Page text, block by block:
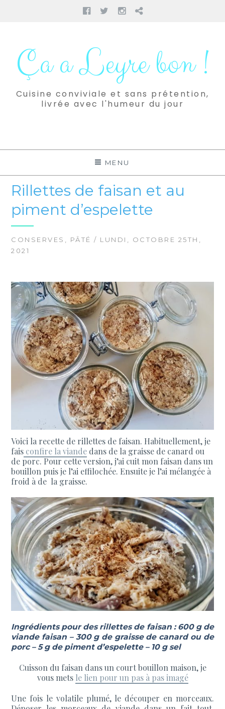
Facebook
TwitterInstagram
Pinterest
contenuÇa a Leyre bon !
Cuisine conviviale et sans prétention,
livrée avec l'humeur du jour
MENU
Rillettes de faisan et au
piment d’espelette
CONSERVES PÂTÉ / LUNDI, OCTOBRE 25TH,
2021
Voici la recette de rillettes de faisan. Habituellement, je
fais confire la viande dans de la graisse de canard ou
de porc. Pour cette version, j’ai cuit mon faisan dans un
bouillon puis je l’ai effilochée. Ensuite je l’ai mélangée à
froid à de la graisse.
Ingrédients pour des rillettes de faisan : 600 g de
viande faisan – 300 g de graisse de canard ou de
porc – 5 g de piment d’espelette – 10 g sel
Cuisson du faisan dans un court bouillon maison, je
vous mets le lien pour un pas à pas imagé
Une fois le volatile plumé, le découper en morceaux.